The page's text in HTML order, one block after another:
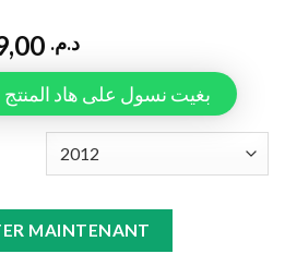
د.م.
مرحباً Tapiauto، بغيت نسول على هاد المنتج
208 quantity
MAINTENANT